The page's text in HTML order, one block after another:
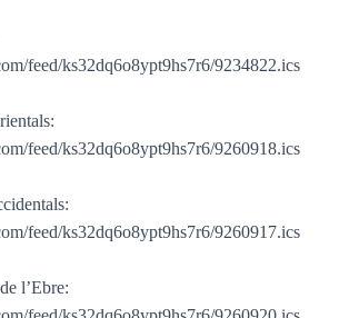
feed/ks32dq6o8ypt9hs7r6/9234822.ics
feed/ks32dq6o8ypt9hs7r6/9260918.ics
feed/ks32dq6o8ypt9hs7r6/9260917.ics
l’Ebre: